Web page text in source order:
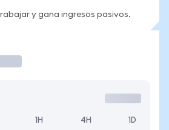
y gana ingresos pasivos.
1H 4H 1D